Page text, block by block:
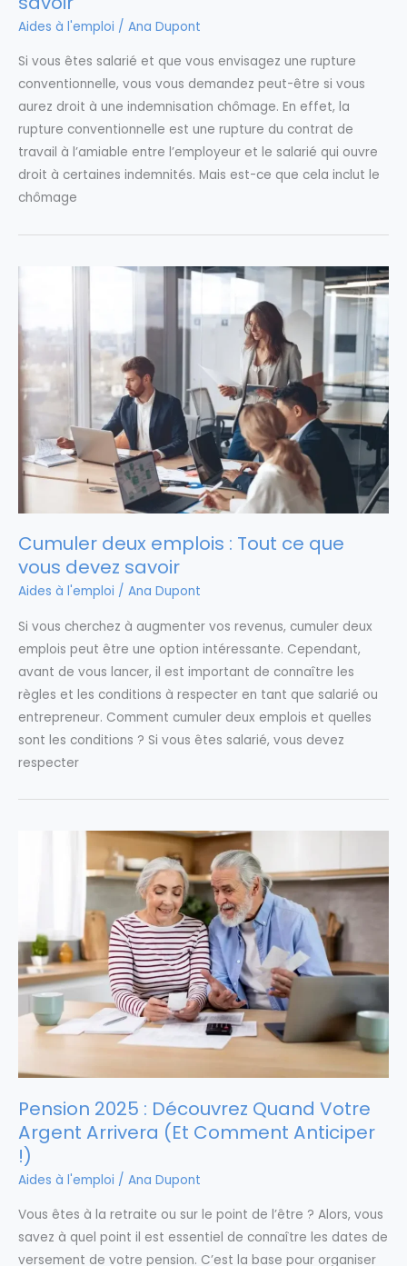
Aides à l'emploi / Ana Dupont
Si vous êtes salarié et que vous envisagez une rupture
conventionnelle, vous vous demandez peut-être si vous
aurez droit à une indemnisation chômage. En effet, la
rupture conventionnelle est une rupture du contrat de
travail à l’amiable entre l’employeur et le salarié qui ouvre
droit à certaines indemnités. Mais est-ce que cela inclut le
chômage
Cumuler deux emplois : Tout ce que
vous devez savoir
Aides à l'emploi / Ana Dupont
Si vous cherchez à augmenter vos revenus, cumuler deux
emplois peut être une option intéressante. Cependant,
avant de vous lancer, il est important de connaître les
règles et les conditions à respecter en tant que salarié ou
entrepreneur. Comment cumuler deux emplois et quelles
sont les conditions ? Si vous êtes salarié, vous devez
respecter
Pension 2025 : Découvrez Quand Votre
Argent Arrivera (Et Comment Anticiper
!)
Aides à l'emploi / Ana Dupont
Vous êtes à la retraite ou sur le point de l’être ? Alors, vous
savez à quel point il est essentiel de connaître les dates de
versement de votre pension. C’est la base pour organiser